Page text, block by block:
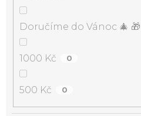
Doručíme do Vánoc 🎄 🎁
1000 Kč 0
500 Kč 0